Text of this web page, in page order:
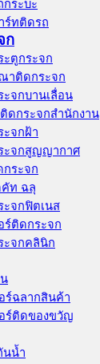
ระบะ
ร์ทติดรถ
ก
ะตูกระจก
าติดกระจก
ะจกบานเลื่อน
ดกระจกสำนักงาน
ะจกฝ้า
ะจกสูญญากาศ
กระจก
คัท ฉลุ
ะจกฟิตเนส
ร์ติดกระจก
ะจกคลินิก
ร์ฉลากสินค้า
ร์ติดของขวัญ
นน้ำ